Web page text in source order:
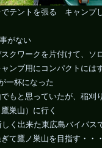
でテントを張る キャンプ
がない
クワークを片付けて、ソ
ンプ用にコンパクトには
一杯になった
もと思っていたが、稲刈
巣山）に行く
く出来た東広島バイパス
て鷹ノ巣山を目指す・・